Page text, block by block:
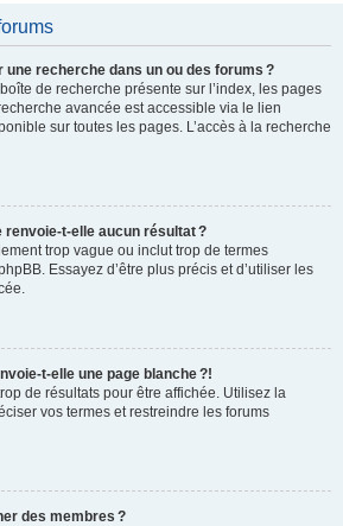
recherche dans un ou des forums ?
de recherche présente sur l’index, les pages
avancée est accessible via le lien
sur toutes les pages. L’accès à la recherche
renvoie-t-elle aucun résultat ?
trop vague ou inclut trop de termes
Essayez d’être plus précis et d’utiliser les
t-elle une page blanche ?!
de résultats pour être affichée. Utilisez la
vos termes et restreindre les forums
des membres ?